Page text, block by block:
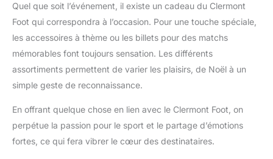
Quel que soit l’événement, il existe un cadeau du Clermont
Foot qui correspondra à l’occasion. Pour une touche spéciale,
les accessoires à thème ou les billets pour des matchs
mémorables font toujours sensation. Les différents
assortiments permettent de varier les plaisirs, de Noël à un
simple geste de reconnaissance.
En offrant quelque chose en lien avec le Clermont Foot, on
perpétue la passion pour le sport et le partage d’émotions
fortes, ce qui fera vibrer le cœur des destinataires.